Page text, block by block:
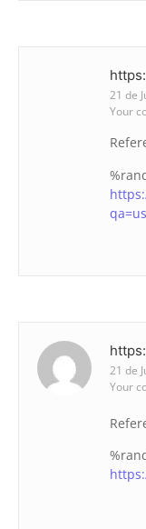
21 de
Your
21 de
Your